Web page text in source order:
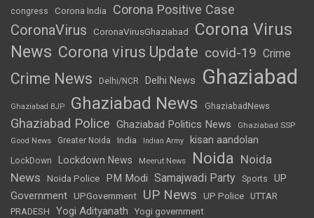
congress Corona India Corona Positive Case
CoronaVirus CoronaVirusGhaziabad
Corona Virus
News Corona virus Update covid-19 Crime
Crime News Delhi/NCR Delhi News Ghaziabad
Ghaziabad BJP Ghaziabad News GhaziabadNews
Ghaziabad Police Ghaziabad Politics News Ghaziabad SSP
Good News Greater Noida India Indian Army kisan aandolan
LockDown Lockdown News Meerut News Noida Noida
News
Noida Police PM Modi Samajwadi Party Sports
UP
Government UPGovernment UP News UP Police
UTTAR
PRADESH
Yogi Adityanath Yogi government